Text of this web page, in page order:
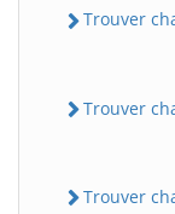
Trouver
Trouver
Trouver